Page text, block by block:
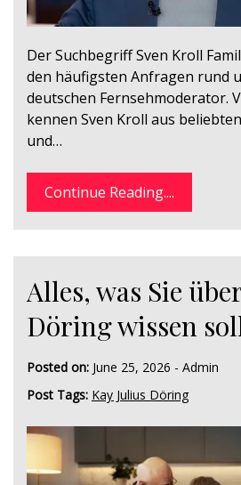
Der Suchbegriff Sven Kroll
den häufigsten Anfragen rund
deutschen Fernsehmoderator.
kennen Sven Kroll aus
und…
Continue Reading....
Alles, was Sie
Döring wissen
Posted on: June 25, 2026 - Admin
Post Tags: Kay Julius Döring